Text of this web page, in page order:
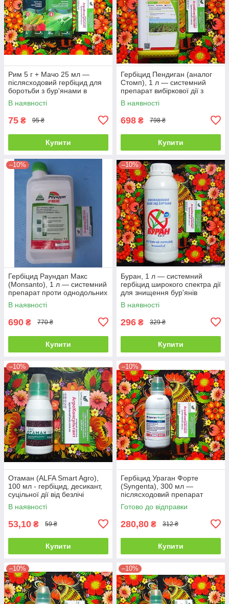
Рим 5 г + Мачо 25 мл —
післясходовий гербіцид для
боротьби з бур'янами в
посадках кукурудзи та
картоплі
В наявності
75 ₴ 95 ₴
Купити
Гербіцид Пендиган (аналог
Стомп), 1 л — системний
препарат вибіркової дії з
великим спектром
В наявності
698 ₴ 798 ₴
Купити
–10%
Гербіцид Раундап Макс
(Monsanto), 1 л — системний
препарат проти однодольних
і дводольних бур'янів
В наявності
690 ₴ 770 ₴
Купити
–10%
Буран, 1 л — системний
гербіцид широкого спектра дії
для знищення бур'янів
В наявності
296 ₴ 329 ₴
Купити
–10%
Отаман (ALFA Smart Agro),
100 мл - гербіцид, десикант,
суцільної дії від безлічі
бур'янів
В наявності
53,10 ₴ 59 ₴
Купити
–10%
Гербіцид Ураган Форте
(Syngenta), 300 мл —
післясходовий препарат
суцільної дії для боротьби з
бур'янами
Готово до відправки
280,80 ₴ 312 ₴
Купити
–10% –10%